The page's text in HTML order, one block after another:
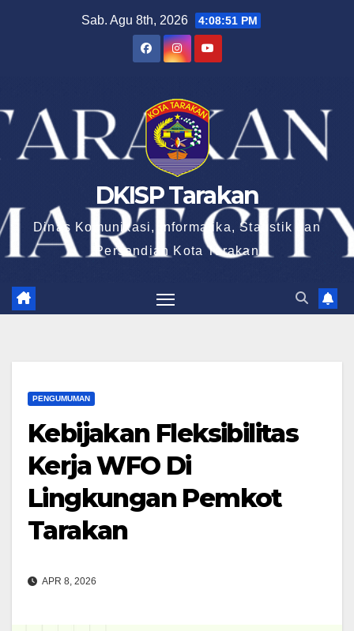
Sab. Agu 8th, 2026 4:08:51 PM
DKISP Tarakan
Dinas Komunikasi, Informatika, Statistik dan
Persandian Kota Tarakan
PENGUMUMAN
Kebijakan Fleksibilitas
Kerja WFO Di
Lingkungan Pemkot
Tarakan
APR 8, 2026